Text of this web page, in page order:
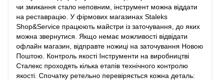
чи змикання стало неповним, інструмент можна віддати
на реставрацію. У фірмових магазинах Staleks
Shop&Service працюють майстри із заточування, до яких
можна звернутися. Якщо немає можливості відвідати
офлайн магазин, відправте ножиці на заточування Новою
Поштою. Контроль якості Інструменти на виробництві
Сталекс проходять кілька етапів технічного контролю
якості. Спочатку ретельно перевіряється кожна деталь: